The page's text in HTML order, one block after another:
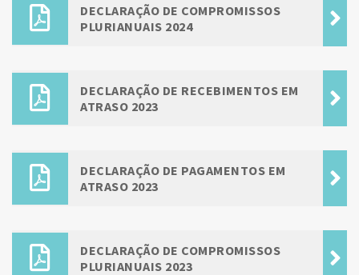
DECLARAÇÃO DE COMPROMISSOS
PLURIANUAIS 2024
DECLARAÇÃO DE RECEBIMENTOS EM
ATRASO 2023
DECLARAÇÃO DE PAGAMENTOS EM
ATRASO 2023
DECLARAÇÃO DE COMPROMISSOS
PLURIANUAIS 2023